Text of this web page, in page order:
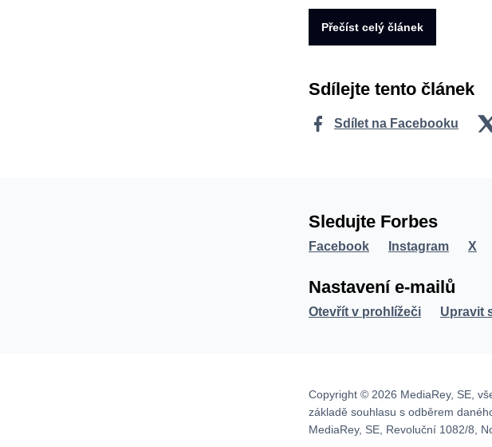
Přečíst celý článek
Sdílejte tento článek
Sdílet na Facebooku
Sledujte Forbes
Facebook Instagram X
Nastavení e-mailů
Otevřít v prohlížeči Upravit
Copyright © 2026 MediaRey, SE,
základě souhlasu s odběrem
MediaRey, SE, Revoluční 1082/8,